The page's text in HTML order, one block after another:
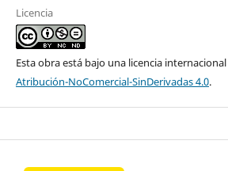
Licencia
Esta obra está bajo una licencia internacional
Atribución-NoComercial-SinDerivadas 4.0.